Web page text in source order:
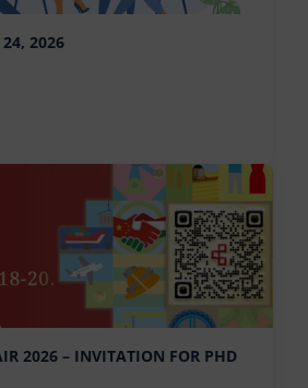
24, 2026
2026 – INVITATION FOR PHD